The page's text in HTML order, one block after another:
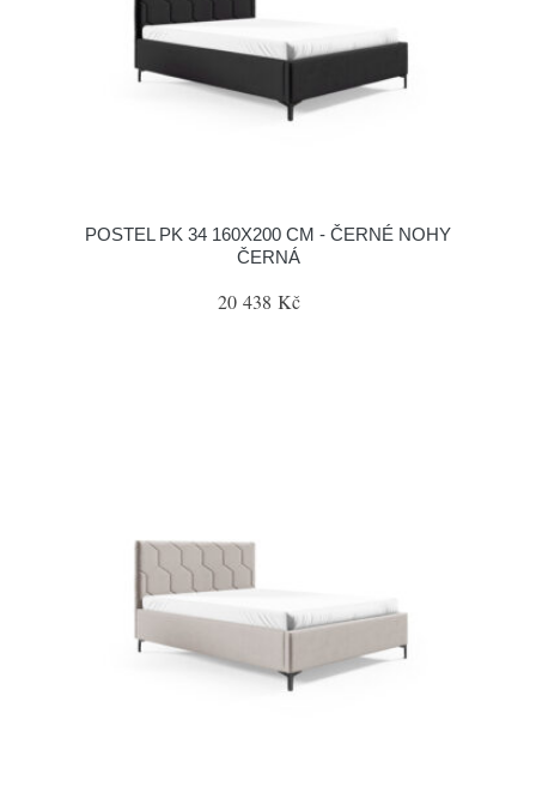
POSTEL PK 34 160X200 CM - ČERNÉ NOHY
ČERNÁ
20 438 Kč